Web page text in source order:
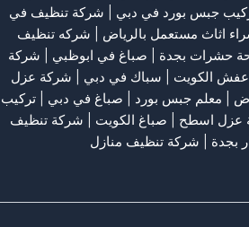
جبس بورد في دبي
شركة تنظيف في
اثاث مستعمل بالرياض
شركه تنظيف
حشرات بجدة صباغ في ابوظبي
شركة
عفش الكويت | سباك في دبي | شركة عزل
معلم جبس بورد صباغ في دبي
تركيب
عزل اسطح صباغ الكويت
شركة تنظيف
بجدة شركة تنظيف منازل